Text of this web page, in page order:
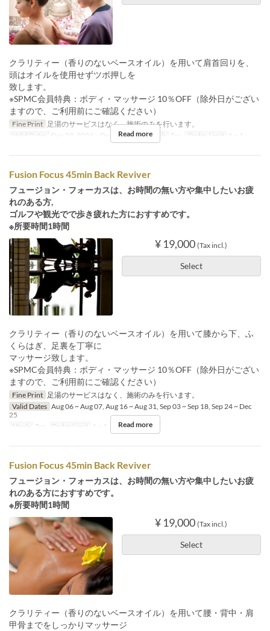
クラリティー（香りのないベースオイル）を用いて肩首回りを、
頭はオイルを使用せずツボ押しを
致します。
※SPMC会員特典：ボディ・マッサージ 10％OFF（除外日がござい
ますので、ご利用前にご確認ください）
Fine Print
足湯のサービスはなく、施術のみを行います。
Valid Dates
Dec 23, 2024 ~ Dec 28, 2029 Meals Tea Order Limit 1 ~ 1
Read more
Fusion Focus 45min Back Reviver
フュージョン・フォーカスは、お時間の無い方や集中したいお疲
れのある方,
ゴルフや観光でで歩き疲れた方におすすめです。
※所要時間1時間
¥ 19,000 (Tax incl.)
Select
クラリティー（香りのないベースオイル）を用いて膝から下、ふ
くらはぎ、足裏を丁寧に
マッサージ致します。
※SPMC会員特典：ボディ・マッサージ 10％OFF（除外日がござい
ますので、ご利用前にご確認ください）
Fine Print 足湯のサービスはなく、施術のみを行います。
Valid Dates Aug 06 ~ Aug 07, Aug 16 ~ Aug 31, Sep 03 ~ Sep 18, Sep 24 ~ Dec
25
Meals
Tea Order Limit 1 ~ 1 Read more
Fusion Focus 45min Back Reviver
フュージョン・フォーカスは、お時間の無い方や集中したいお疲
れのある方におすすめです。
※所要時間1時間
¥ 19,000 (Tax incl.)
Select
クラリティー（香りのないベースオイル）を用いて腰・背中・肩
甲骨までをしっかりマッサージ